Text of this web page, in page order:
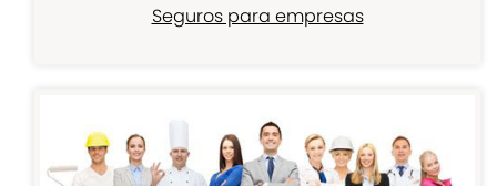
Seguros para empresas